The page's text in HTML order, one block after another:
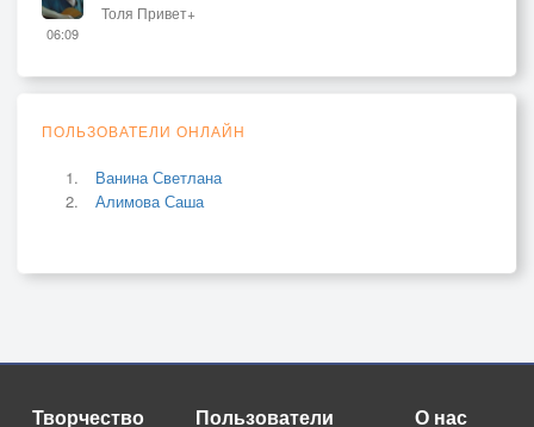
06:09
Толя Привет+
ПОЛЬЗОВАТЕЛИ ОНЛАЙН
Ванина Светлана
Алимова Саша
Творчество Пользователи О нас